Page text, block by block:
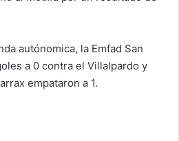
autónomica, la Emfad San
a 0 contra el Villalpardo y
empataron a 1.